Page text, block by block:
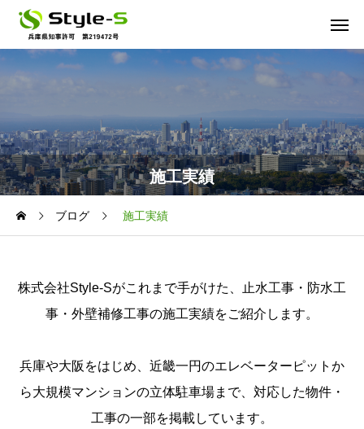
施工実績
ブログ 施工実績
株式会社Style-Sがこれまで手がけた、止水工事・防水工
事・外壁補修工事の施工実績をご紹介します。
兵庫や大阪をはじめ、近畿一円のエレベーターピットか
ら大規模マンションの立体駐車場まで、対応した物件・
工事の一部を掲載しています。